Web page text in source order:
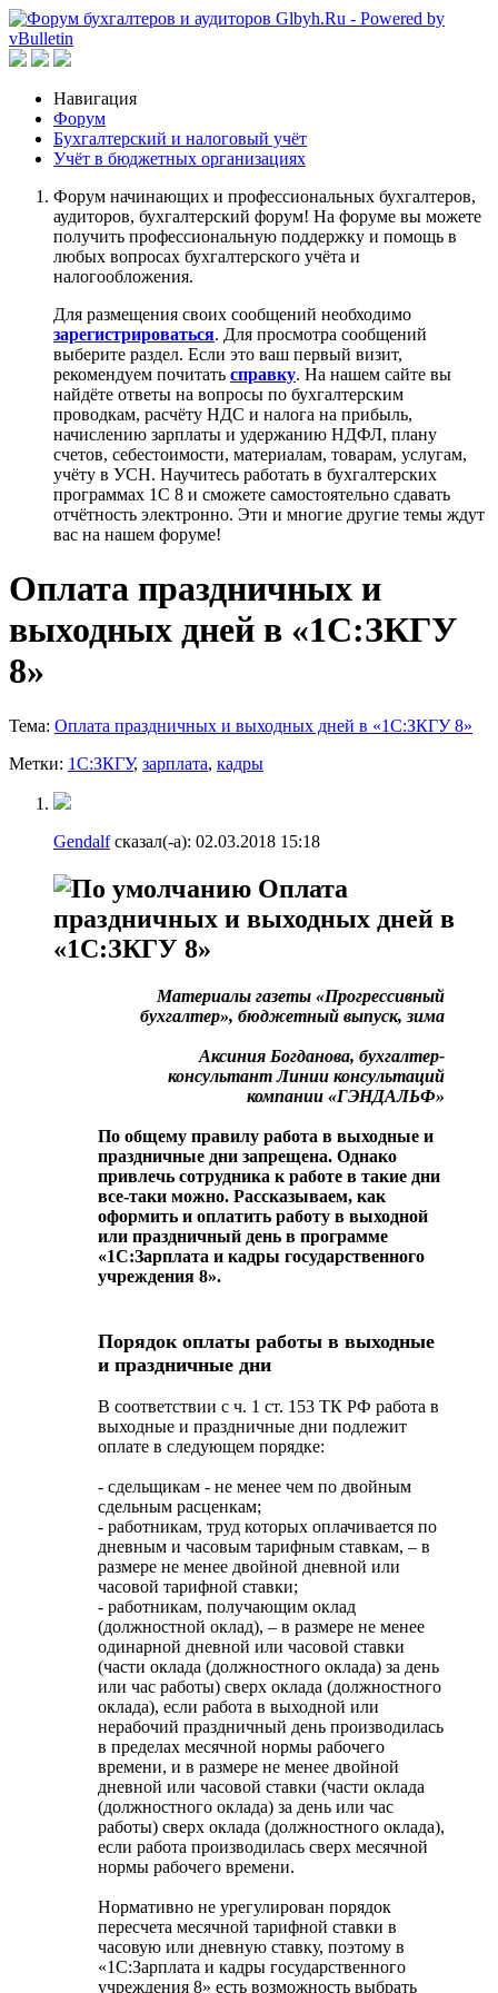
Навигация
Форум
Бухгалтерский и налоговый учёт
Учёт в бюджетных организациях
Форум начинающих и профессиональных бухгалтеров,
аудиторов, бухгалтерский форум! На форуме вы можете
получить профессиональную поддержку и помощь в
любых вопросах бухгалтерского учёта и
налогообложения.
Для размещения своих сообщений необходимо
зарегистрироваться. Для просмотра сообщений
выберите раздел. Если это ваш первый визит,
рекомендуем почитать справку. На нашем сайте вы
найдёте ответы на вопросы по бухгалтерским
проводкам, расчёту НДС и налога на прибыль,
начислению зарплаты и удержанию НДФЛ, плану
счетов, себестоимости, материалам, товарам, услугам,
учёту в УСН. Научитесь работать в бухгалтерских
программах 1С 8 и сможете самостоятельно сдавать
отчётность электронно. Эти и многие другие темы ждут
вас на нашем форуме!
Оплата праздничных и
выходных дней в «1С:ЗКГУ
8»
Тема: Оплата праздничных и выходных дней в «1С:ЗКГУ 8»
Метки: 1С:ЗКГУ, зарплата, кадры
Gendalfсказал(-а): 02.03.2018 15:18
Оплата
праздничных и выходных дней в
«1С:ЗКГУ 8»
Материалы газеты «Прогрессивный
бухгалтер», бюджетный выпуск, зима
Аксиния Богданова, бухгалтер-
консультант Линии консультаций
компании «ГЭНДАЛЬФ»
По общему правилу работа в выходные и
праздничные дни запрещена. Однако
привлечь сотрудника к работе в такие дни
все-таки можно. Рассказываем, как
оформить и оплатить работу в выходной
или праздничный день в программе
«1С:Зарплата и кадры государственного
учреждения 8».
Порядок оплаты работы в выходные
и праздничные дни
В соответствии с ч. 1 ст. 153 ТК РФ работа в
выходные и праздничные дни подлежит
оплате в следующем порядке:
- сдельщикам - не менее чем по двойным
сдельным расценкам;
- работникам, труд которых оплачивается по
дневным и часовым тарифным ставкам, – в
размере не менее двойной дневной или
часовой тарифной ставки;
- работникам, получающим оклад
(должностной оклад), – в размере не менее
одинарной дневной или часовой ставки
(части оклада (должностного оклада) за день
или час работы) сверх оклада (должностного
оклада), если работа в выходной или
нерабочий праздничный день производилась
в пределах месячной нормы рабочего
времени, и в размере не менее двойной
дневной или часовой ставки (части оклада
(должностного оклада) за день или час
работы) сверх оклада (должностного оклада),
если работа производилась сверх месячной
нормы рабочего времени.
Нормативно не урегулирован порядок
пересчета месячной тарифной ставки в
часовую или дневную ставку, поэтому в
«1С:Зарплата и кадры государственного
учреждения 8» есть возможность выбрать